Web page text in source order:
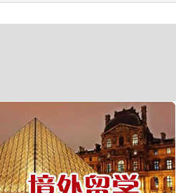
赴新西兰地板、地毯厂
汽车维修、保养类（留学签证）
￥25000-30000/月人民币
工厂类（留学签证）
￥25000-30000/月人民币